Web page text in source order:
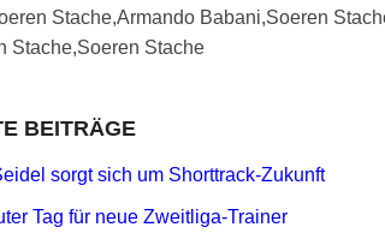
Stache,Armando Babani,Soeren
Stache,Soeren Stache
BEITRÄGE
sorgt sich um Shorttrack-Zukunft
Tag für neue Zweitliga-Trainer